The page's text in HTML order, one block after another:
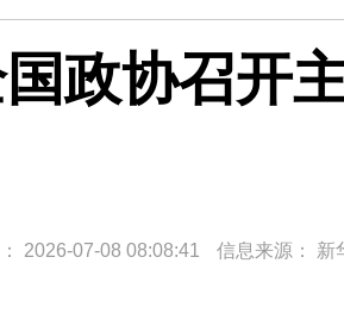
政协召开
2026-07-08 08:08:41 信息来源： 新